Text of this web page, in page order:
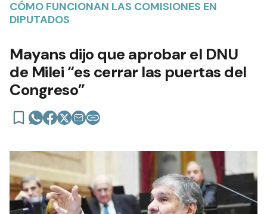
CÓMO FUNCIONAN LAS COMISIONES EN
DIPUTADOS
Mayans dijo que aprobar el DNU
de Milei “es cerrar las puertas del
Congreso”